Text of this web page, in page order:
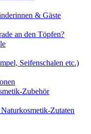
& Gäste
an den Töpfen?
Seifenschalen etc.)
Zubehör
Zutaten